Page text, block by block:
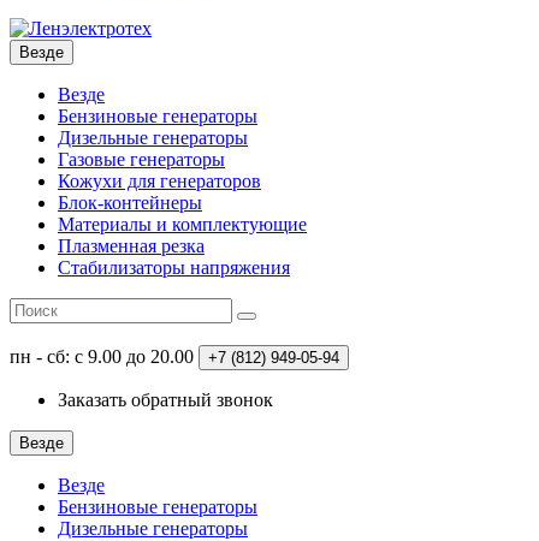
Везде
Везде
Бензиновые генераторы
Дизельные генераторы
Газовые генераторы
Кожухи для генераторов
Блок-контейнеры
Материалы и комплектующие
Плазменная резка
Стабилизаторы напряжения
пн - сб: с 9.00 до 20.00 +7 (812) 949-05-94
Заказать обратный звонок
Везде
Везде
Бензиновые генераторы
Дизельные генераторы